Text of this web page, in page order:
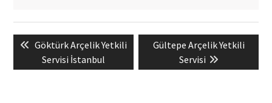
gezinmesi
Previous
post:
Göktürk Arçelik Yetkili
Servisi İstanbul
Next
Gültepe Arçelik Yetkili
Servisi